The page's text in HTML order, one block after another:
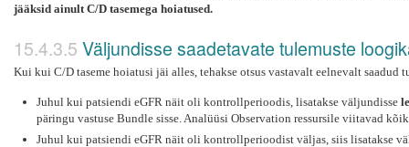
jääksid ainult C/D tasemega hoiatused.
Väljundisse saadetavate tulemuste
Kui kui C/D taseme hoiatusi jäi alles, tehakse otsus vastavalt eelnevalt saadud
Juhul kui patsiendi eGFR näit oli kontrollperioodis, lisatakse väljundisse
päringu vastuse Bundle sisse. Analüüsi Observation ressursile viitavad
Juhul kui patsiendi eGFR näit oli kontrollperioodist väljas, siis lisatakse